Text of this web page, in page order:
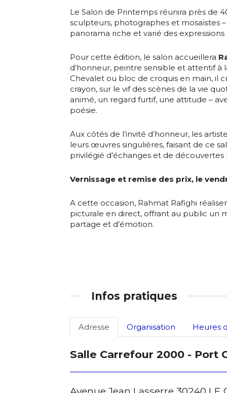
Nom
Prénom
Statut /
Adresse
Nom
Statut /
J'accepte
Le Salon de Printemps réunira près de
sculpteurs, photographes et mosaïstes
panorama riche et varié des expressions
Pour cette édition, le salon accueillera
d’honneur, peintre sensible et attentif à
Chevalet ou bloc de croquis en main, il
crayon, sur le vif des scènes de la vie
animé, un regard furtif, une attitude –
poésie.
Aux côtés de l’invité d’honneur, les
leurs œuvres singulières, faisant de ce
privilégié d’échanges et de
Vernissage et remise des prix, le
A cette occasion, Rahmat Rafighi
picturale en direct, offrant au public un
partage et d’émotion.
Infos pratiques
Adresse Organisation Heures
Salle Carrefour 2000 - Port